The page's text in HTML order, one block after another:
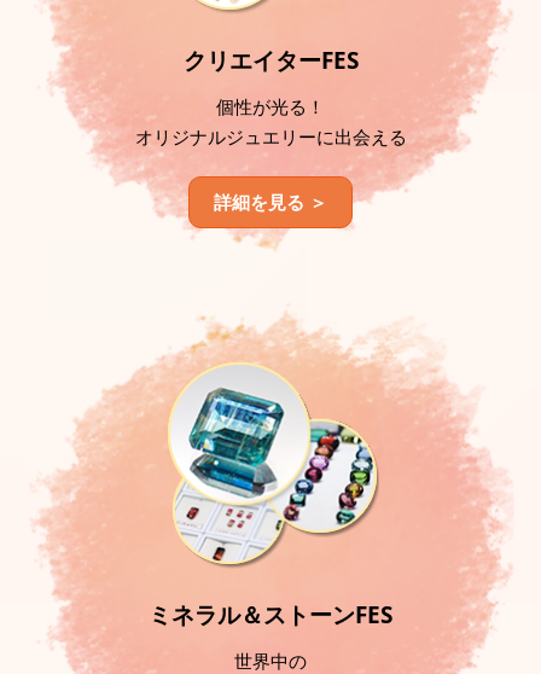
クリエイターFES
個性が光る！
オリジナルジュエリーに出会える
詳細を見る ＞
ミネラル＆ストーンFES
世界中の